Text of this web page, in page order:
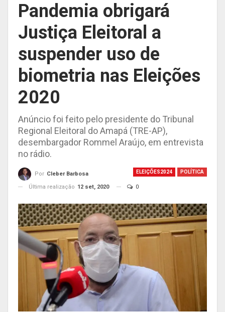
Pandemia obrigará
Justiça Eleitoral a
suspender uso de
biometria nas Eleições
2020
Anúncio foi feito pelo presidente do Tribunal
Regional Eleitoral do Amapá (TRE-AP),
desembargador Rommel Araújo, em entrevista
no rádio.
ELEIÇÕES2024 POLÍTICA
Por Cleber Barbosa
Última realização 12 set, 2020 0